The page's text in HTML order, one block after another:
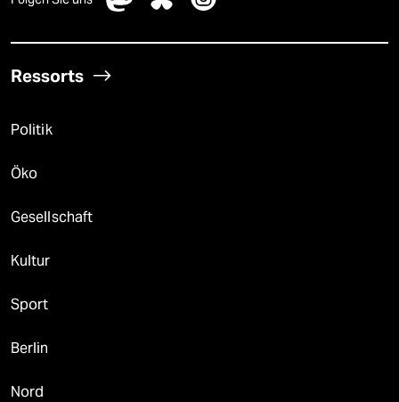
Ressorts
Politik
Öko
Gesellschaft
Kultur
Sport
Berlin
Nord